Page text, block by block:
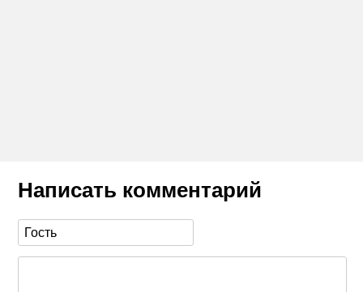
Написать комментарий